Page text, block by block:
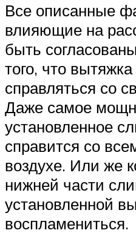
Все описанные
влияющие на
быть
того, что
справляться со
Даже самое
установленное
справится со
воздухе. Или же
нижней части
установленной
воспламениться.